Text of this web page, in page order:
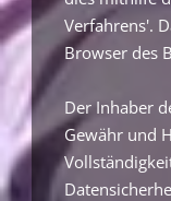
Verfahrens'.
Browser des
Der Inhaber
Gewähr und